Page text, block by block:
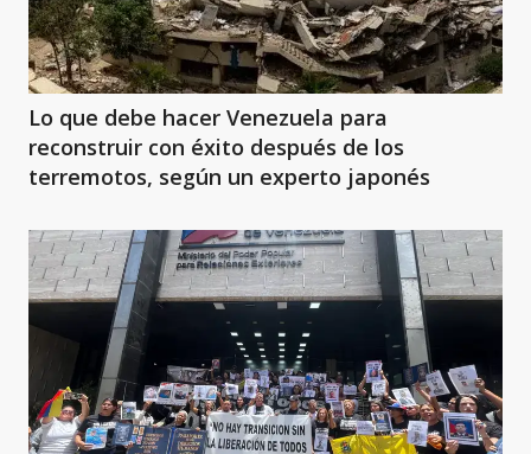
Lo que debe hacer Venezuela para
reconstruir con éxito después de los
terremotos, según un experto japonés